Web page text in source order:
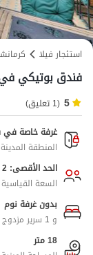
استئجار فيلا
فندق بوتيكي
5 (1 تعليق)
غرفة خاصة في
المنطقة المدينة
الحد الأقصى: 2 ضيف
السعة القياسية 2 أشخاص
بدون غرفة نوم
و 1 سرير مزدوج في المساحة المشتركة
18 متر